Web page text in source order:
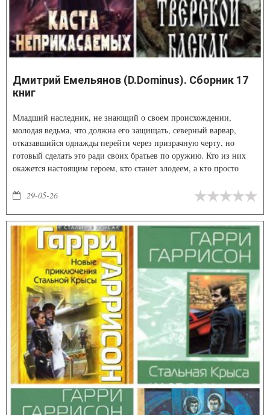
Дмитрий Емельянов (D.Dominus). Сборник 17
книг
Младший наследник, не знающий о своем происхождении,
молодая ведьма, что должна его защищать, северный варвар,
отказавшийся однажды перейти через призрачную черту, но
готовый сделать это ради своих братьев по оружию. Кто из них
окажется настоящим героем, кто станет злодеем, а кто просто
29-05-26